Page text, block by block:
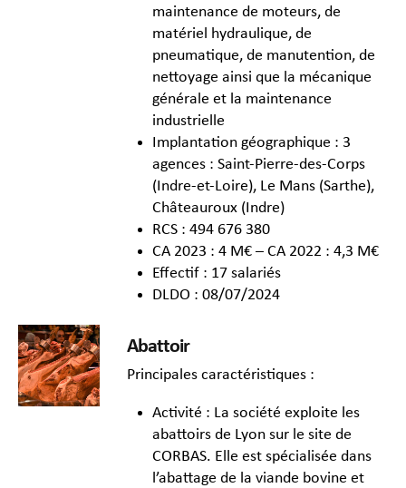
maintenance de moteurs, de
matériel hydraulique, de
pneumatique, de manutention, de
nettoyage ainsi que la mécanique
générale et la maintenance
industrielle
Implantation géographique : 3
agences : Saint-Pierre-des-Corps
(Indre-et-Loire), Le Mans (Sarthe),
Châteauroux (Indre)
RCS : 494 676 380
CA 2023 : 4 M€ – CA 2022 : 4,3 M€
Effectif : 17 salariés
DLDO : 08/07/2024
Abattoir
Principales caractéristiques :
Activité : La société exploite les
abattoirs de Lyon sur le site de
CORBAS. Elle est spécialisée dans
l’abattage de la viande bovine et